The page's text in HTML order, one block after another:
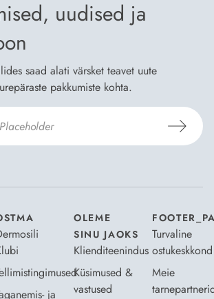
uudised ja
saad alati värsket teavet uute
pakkumiste kohta.
ja
OLEME
SINU JAOKS
Klienditeenindus
Küsimused &
vastused
Turvaline
ostukeskkond
Meie